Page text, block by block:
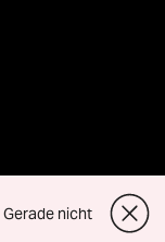
Gerade nicht